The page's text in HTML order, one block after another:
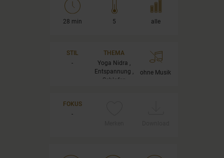
28 min 5 alle
STIL
-
THEMA
Yoga Nidra ,
Entspannung ,
Schlafen
ohne Musik
FOKUS
-